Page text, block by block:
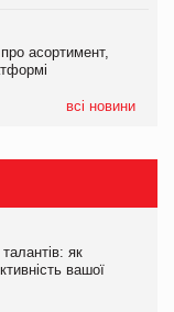
асортимент,
всі новини
асортимент,
як
вашої